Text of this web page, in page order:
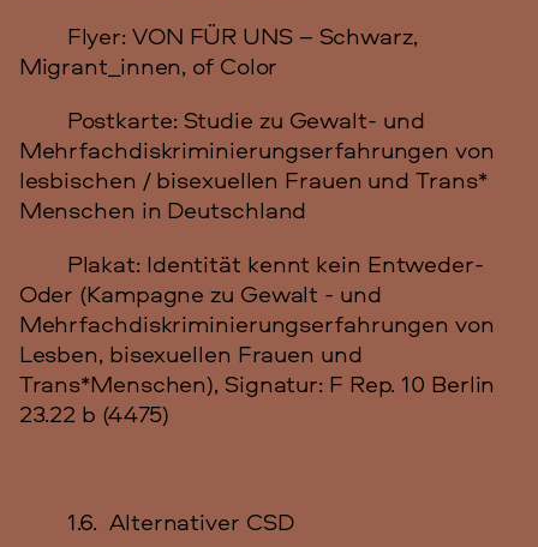
Flyer: VON FÜR UNS – Schwarz,
Migrant_innen, of Color
Postkarte: Studie zu Gewalt- und
Mehrfachdiskriminierungserfahrungen von
lesbischen / bisexuellen Frauen und Trans*
Menschen in Deutschland
Plakat: Identität kennt kein Entweder-
Oder (Kampagne zu Gewalt - und
Mehrfachdiskriminierungserfahrungen von
Lesben, bisexuellen Frauen und
Trans*Menschen), Signatur: F Rep. 10 Berlin
23.22 b (4475)
1.6. Alternativer CSD